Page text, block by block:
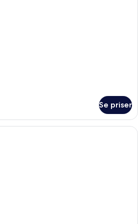
Se priser
En moderne stue med sofa, stole, et